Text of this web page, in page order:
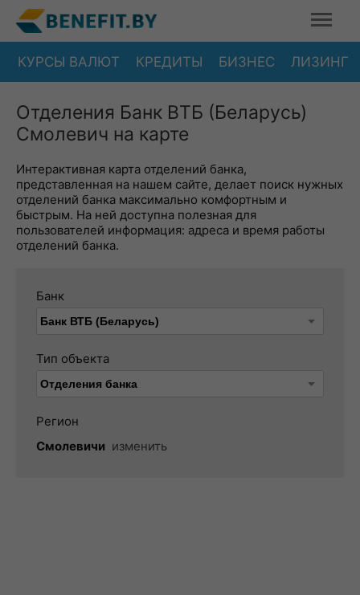
КУРСЫ ВАЛЮТ КРЕДИТЫ БИЗНЕС ЛИЗИНГ
Отделения Банк ВТБ (Беларусь)
Смолевич на карте
Интерактивная карта отделений банка,
представленная на нашем сайте, делает поиск нужных
отделений банка максимально комфортным и
быстрым. На ней доступна полезная для
пользователей информация: адреса и время работы
отделений банка.
Банк
Тип объекта
Регион
Смолевичи изменить